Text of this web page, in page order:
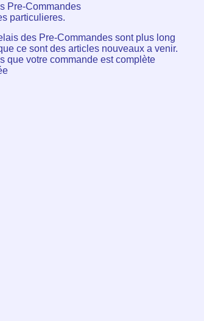
Pre-Commandes
particulieres.
des Pre-Commandes sont plus long
ce sont des articles nouveaux a venir.
que votre commande est complète